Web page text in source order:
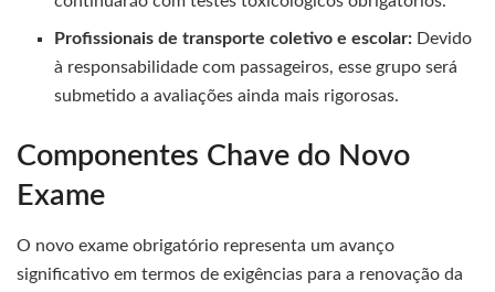
Profissionais de transporte coletivo e escolar: Devido
à responsabilidade com passageiros, esse grupo será
submetido a avaliações ainda mais rigorosas.
Componentes Chave do Novo
Exame
O novo exame obrigatório representa um avanço
significativo em termos de exigências para a renovação da